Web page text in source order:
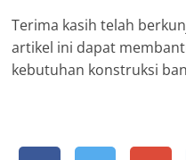
Terima kasih telah
artikel ini dapat
kebutuhan konstruksi